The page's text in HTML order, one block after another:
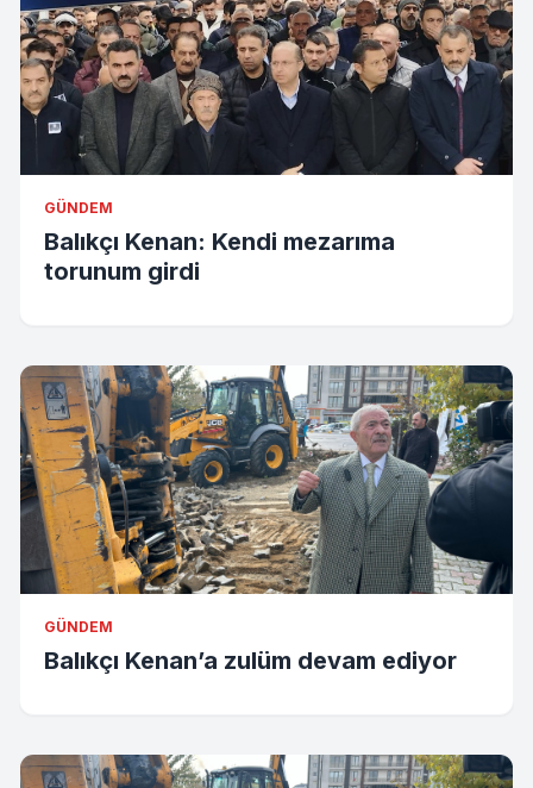
GÜNDEM
Balıkçı Kenan: Kendi mezarıma
torunum girdi
GÜNDEM
Balıkçı Kenan’a zulüm devam ediyor